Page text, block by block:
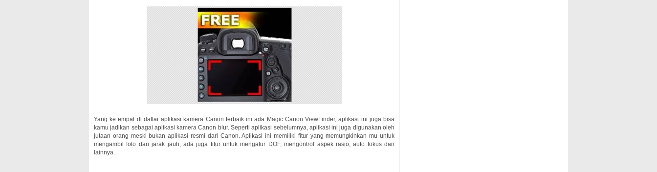
Yang ke empat di daftar aplikasi kamera Canon terbaik ini ada Magic Canon ViewFinder, aplikasi ini juga bisa
kamu jadikan sebagai aplikasi kamera Canon blur. Seperti aplikasi sebelumnya, aplikasi ini juga digunakan oleh
jutaan orang meski bukan aplikasi resmi dari Canon. Aplikasi ini memiliki fitur yang memungkinkan mu untuk
mengambil foto dari jarak jauh, ada juga fitur untuk mengatur DOF, mengontrol aspek rasio, auto fokus dan
lainnya.